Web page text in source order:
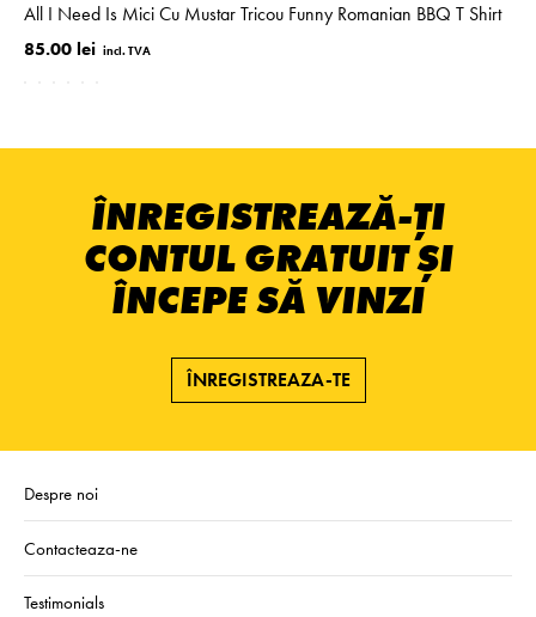
All I Need Is Mici Cu Mustar Tricou Funny Romanian BBQ T Shirt
85.00 lei
ÎNREGISTREAZĂ-ȚI
CONTUL GRATUIT ȘI
ÎNCEPE SĂ VINZI
ÎNREGISTREAZA-TE
Despre noi
Contacteaza-ne
Testimonials